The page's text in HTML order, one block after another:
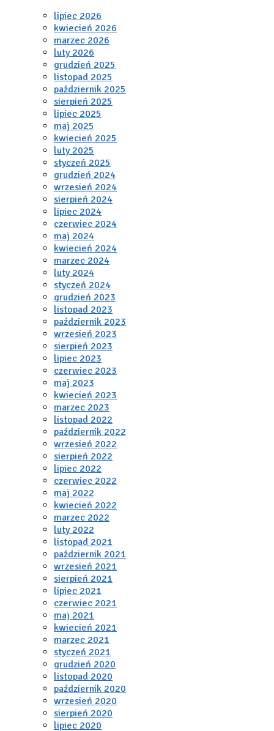
lipiec 2026
kwiecień 2026
marzec 2026
luty 2026
grudzień 2025
listopad 2025
październik 2025
sierpień 2025
lipiec 2025
maj 2025
kwiecień 2025
luty 2025
styczeń 2025
grudzień 2024
wrzesień 2024
sierpień 2024
lipiec 2024
czerwiec 2024
maj 2024
kwiecień 2024
marzec 2024
luty 2024
styczeń 2024
grudzień 2023
listopad 2023
październik 2023
wrzesień 2023
sierpień 2023
lipiec 2023
czerwiec 2023
maj 2023
kwiecień 2023
marzec 2023
listopad 2022
październik 2022
wrzesień 2022
sierpień 2022
lipiec 2022
czerwiec 2022
maj 2022
kwiecień 2022
marzec 2022
luty 2022
listopad 2021
październik 2021
wrzesień 2021
sierpień 2021
lipiec 2021
czerwiec 2021
maj 2021
kwiecień 2021
marzec 2021
styczeń 2021
grudzień 2020
listopad 2020
październik 2020
wrzesień 2020
sierpień 2020
lipiec 2020